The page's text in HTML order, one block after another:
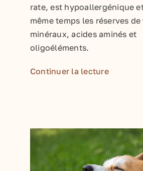
rate, est hypoallergénique
même temps les réserves
minéraux, acides aminés et
oligoéléments.
Continuer la lecture